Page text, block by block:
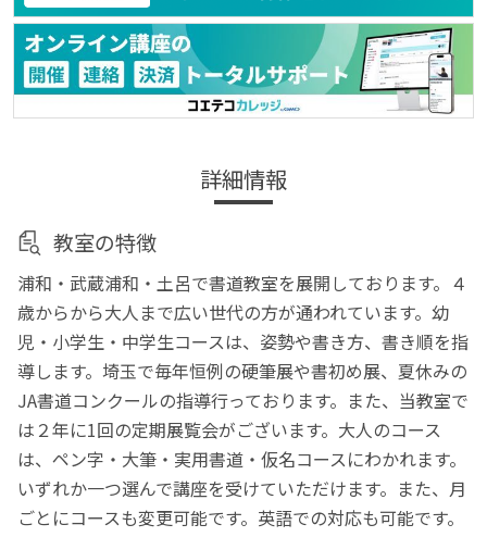
詳細情報
教室の特徴
浦和・武蔵浦和・土呂で書道教室を展開しております。４
歳からから大人まで広い世代の方が通われています。幼
児・小学生・中学生コースは、姿勢や書き方、書き順を指
導します。埼玉で毎年恒例の硬筆展や書初め展、夏休みの
JA書道コンクールの指導行っております。また、当教室で
は２年に1回の定期展覧会がございます。大人のコース
は、ペン字・大筆・実用書道・仮名コースにわかれます。
いずれか一つ選んで講座を受けていただけます。また、月
ごとにコースも変更可能です。英語での対応も可能です。